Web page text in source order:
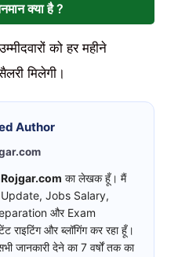
क्या है ?
को हर महीने
मिलेगी।
का लेखक हूँ। मैं
Update, Jobs Salary,
और Exam
और ब्लॉगिंग कर रहा हूँ।
जानकारी देने का 7 वर्षों तक का